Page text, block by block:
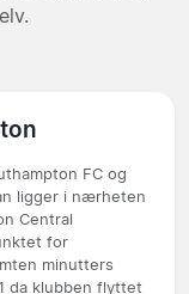
FC og
ligger i nærheten
Central
for
minutters
da klubben flyttet